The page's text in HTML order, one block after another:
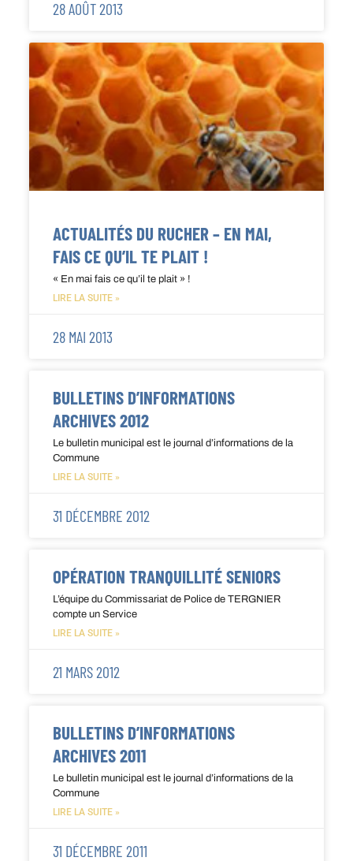
28 AOÛT 2013
ACTUALITÉS DU RUCHER – EN MAI,
FAIS CE QU’IL TE PLAIT !
« En mai fais ce qu’il te plait » !
LIRE LA SUITE »
28 MAI 2013
BULLETINS D’INFORMATIONS
ARCHIVES 2012
Le bulletin municipal est le journal d’informations de la
Commune
LIRE LA SUITE »
31 DÉCEMBRE 2012
OPÉRATION TRANQUILLITÉ SENIORS
L’équipe du Commissariat de Police de TERGNIER
compte un Service
LIRE LA SUITE »
21 MARS 2012
BULLETINS D’INFORMATIONS
ARCHIVES 2011
Le bulletin municipal est le journal d’informations de la
Commune
LIRE LA SUITE »
31 DÉCEMBRE 2011